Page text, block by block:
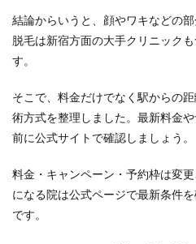
結論からいうと、顔やワキなどの
脱毛は新宿方面の大手クリニック
す。
そこで、料金だけでなく駅からの
術方式を整理しました。最新料金
前に公式サイトで確認しましょう。
料金・キャンペーン・予約枠は変
になる院は公式ページで最新条件
です。